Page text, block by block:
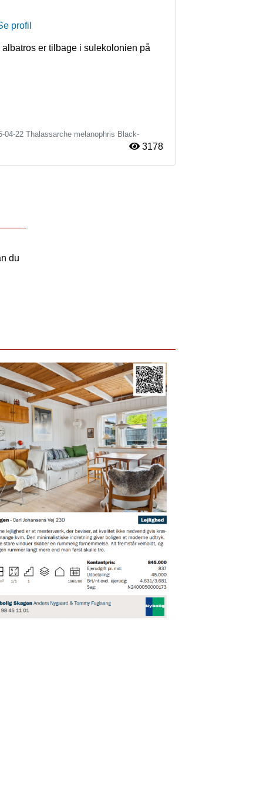
profil
er tilbage i sulekolonien på
04-22 Thalassarche melanophris Black-
3178
du